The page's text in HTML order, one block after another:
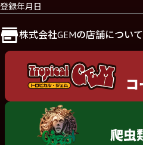
登録年月日
株式会社GEMの店舗について